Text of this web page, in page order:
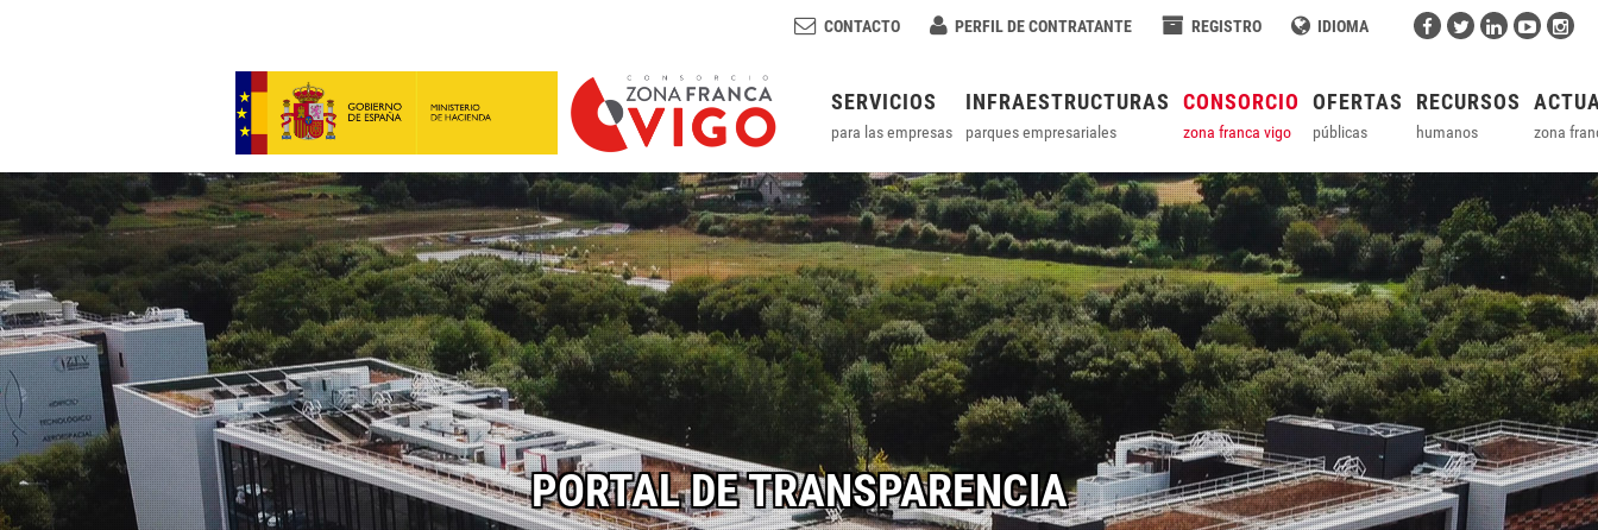
CONTACTO PERFIL DE CONTRATANTE REGISTRO IDIOMA
SERVICIOS
para las empresas
INFRAESTRUCTURAS
parques empresariales
CONSORCIO
zona franca vigo
OFERTAS
públicas
RECURSOS
humanos zona
PORTAL DE TRANSPARENCIA